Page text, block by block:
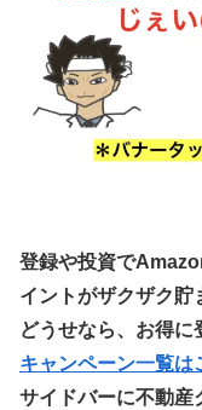
登録や投資で
イントがザクザク貯
どうせなら、お得
キャンペーン一覧は
サイドバーに不動産